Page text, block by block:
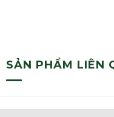
SẢN PHẨM LIÊN